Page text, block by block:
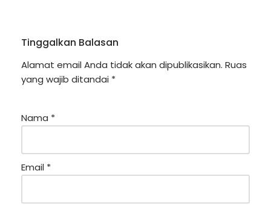
Tinggalkan Balasan
Alamat email Anda tidak akan dipublikasikan. Ruas
yang wajib ditandai *
Nama *
Email *